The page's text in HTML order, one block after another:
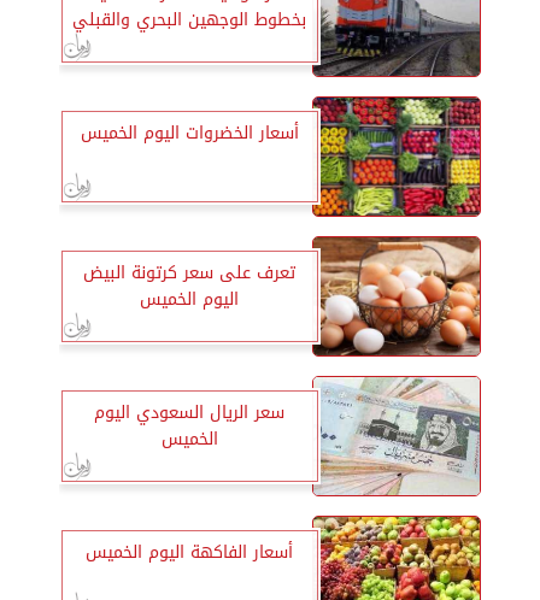
بخطوط الوجهين البحري والقبلي
أسعار الخضروات اليوم الخميس
تعرف على سعر كرتونة البيض
اليوم الخميس
سعر الريال السعودي اليوم
الخميس
أسعار الفاكهة اليوم الخميس